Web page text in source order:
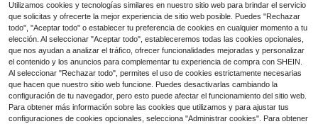
Ahorro de $16.50
Local 6 piezas, vasos de vidrio aca
nalados apilables de 400ml/13oz, v
ble 304 de 18 onzas con tapa a pru
eba de derrames, con un elegante p
atrón de flores, mantiene las bebida
s calientes o frías durante horas, ad
ecuada como regalo para el Día de
San Valentín, Pascua, Acción de Gr
acias, reutilizable, lavar a mano, taz
a de viaje para café
10 -64%
Utilizamos cookies y tecnologías similares en nuestro sitio web para brindar el servicio
que solicitas y ofrecerte la mejor experiencia de sitio web posible. Puedes "Rechazar
todo", "Aceptar todo" o establecer tu preferencia de cookies en cualquier momento a tu
elección. Al seleccionar "Aceptar todo", estableceremos todas las cookies opcionales,
que nos ayudan a analizar el tráfico, ofrecer funcionalidades mejoradas y personalizar
el contenido y los anuncios para complementar tu experiencia de compra con SHEIN.
Al seleccionar "Rechazar todo", permites el uso de cookies estrictamente necesarias
que hacen que nuestro sitio web funcione. Puedes desactivarlas cambiando la
configuración de tu navegador, pero esto puede afectar el funcionamiento del sitio web.
Para obtener más información sobre las cookies que utilizamos y para ajustar tus
configuraciones de cookies opcionales, selecciona "Administrar cookies". Para obtener